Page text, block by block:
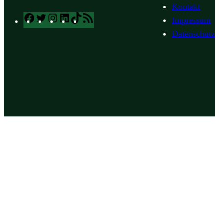
Facebook
TwitterInstagram
LinkedIn
TikTok
Kontakt
Impressum
Datenschutz